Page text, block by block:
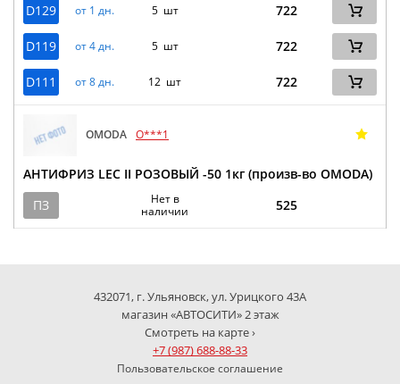
D129 от 1 дн. 5 шт 722
D119 от 4 дн. 5 шт 722
D111 от 8 дн. 12 шт 722
OMODA O***1
АНТИФРИЗ LEC II РОЗОВЫЙ -50 1кг (произв-во OMODA)
ПЗ
Нет в
наличии
525
432071, г. Ульяновск, ул. Урицкого 43А
магазин «АВТОСИТИ» 2 этаж
Смотреть на карте ›
+7 (987) 688-88-33
Пользовательское соглашение